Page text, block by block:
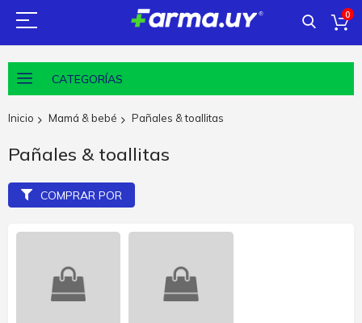
0
CATEGORÍAS
Inicio Mamá & bebé Pañales & toallitas
Pañales & toallitas
COMPRAR POR